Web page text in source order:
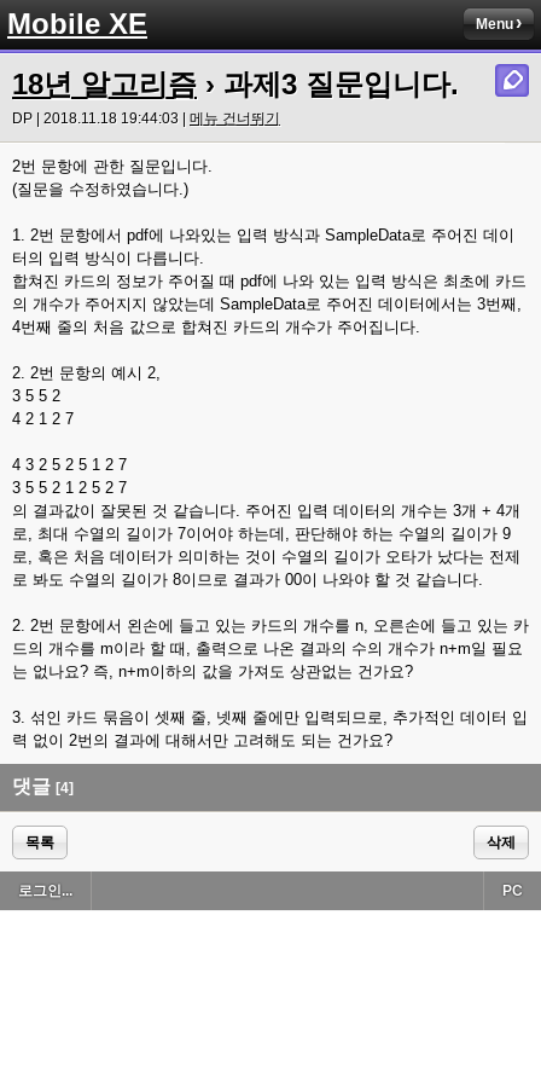
Mobile XE Menu
18년 알고리즘 › 과제3 질문입니다.
DP | 2018.11.18 19:44:03 | 메뉴 건너뛰기
2번 문항에 관한 질문입니다.
(질문을 수정하였습니다.)
1. 2번 문항에서 pdf에 나와있는 입력 방식과 SampleData로 주어진 데이
터의 입력 방식이 다릅니다.
합쳐진 카드의 정보가 주어질 때 pdf에 나와 있는 입력 방식은 최초에 카드
의 개수가 주어지지 않았는데 SampleData로 주어진 데이터에서는 3번째,
4번째 줄의 처음 값으로 합쳐진 카드의 개수가 주어집니다.
2. 2번 문항의 예시 2,
3 5 5 2
4 2 1 2 7
4 3 2 5 2 5 1 2 7
3 5 5 2 1 2 5 2 7
의 결과값이 잘못된 것 같습니다. 주어진 입력 데이터의 개수는 3개 + 4개
로, 최대 수열의 길이가 7이어야 하는데, 판단해야 하는 수열의 길이가 9
로, 혹은 처음 데이터가 의미하는 것이 수열의 길이가 오타가 났다는 전제
로 봐도 수열의 길이가 8이므로 결과가 00이 나와야 할 것 같습니다.
2. 2번 문항에서 왼손에 들고 있는 카드의 개수를 n, 오른손에 들고 있는 카
드의 개수를 m이라 할 때, 출력으로 나온 결과의 수의 개수가 n+m일 필요
는 없나요? 즉, n+m이하의 값을 가져도 상관없는 건가요?
3. 섞인 카드 묶음이 셋째 줄, 넷째 줄에만 입력되므로, 추가적인 데이터 입
력 없이 2번의 결과에 대해서만 고려해도 되는 건가요?
댓글 [4]
목록 삭제
로그인... PC